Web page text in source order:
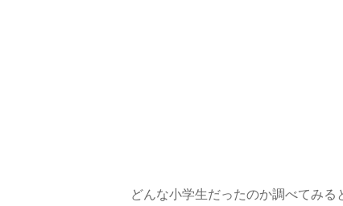
どんな小学生だったのか調べてみ